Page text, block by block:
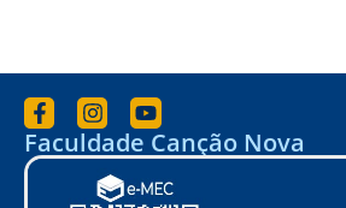
Faculdade Canção Nova